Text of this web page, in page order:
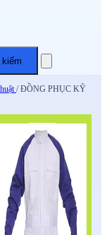
/ ĐỒNG PHỤC KỸ